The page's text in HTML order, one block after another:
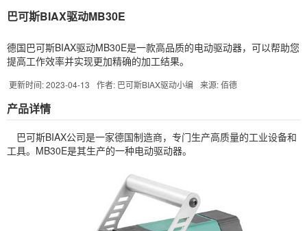
巴可斯BIAX驱动MB30E
德国巴可斯BIAX驱动MB30E是一款高品质的电动驱动器，可以帮助您
提高工作效率并实现更加精确的加工结果。
更新时间: 2023-04-13 作者: 巴可斯BIAX驱动小编 来源: 佰德
产品详情
巴可斯BIAX公司是一家德国制造商，专门生产高质量的工业设备和
工具。MB30E是其生产的一种电动驱动器。